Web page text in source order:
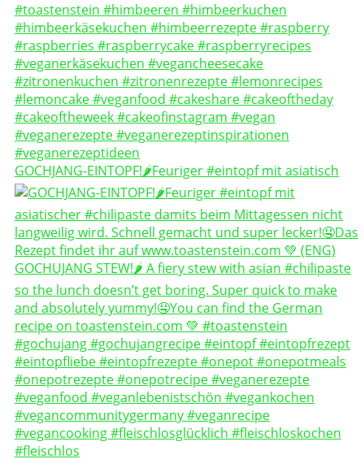
GOCHJANG-EINTOPF!🌶️Feuriger #eintopf mit asiatisch